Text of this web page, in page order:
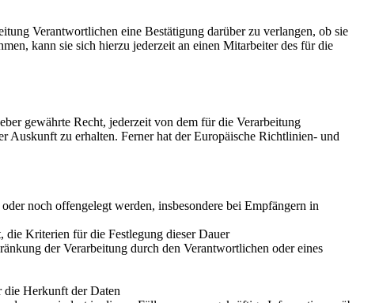
Verantwortlichen eine Bestätigung darüber zu verlangen, ob sie
kann sie sich hierzu jederzeit an einen Mitarbeiter des für die
gewährte Recht, jederzeit von dem für die Verarbeitung
Auskunft zu erhalten. Ferner hat der Europäische Richtlinien- und
noch offengelegt werden, insbesondere bei Empfängern in
die Kriterien für die Festlegung dieser Dauer
der Verarbeitung durch den Verantwortlichen oder eines
die Herkunft der Daten